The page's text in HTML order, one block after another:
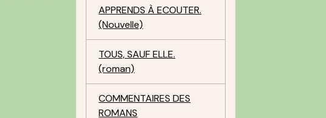
APPRENDS À ECOUTER.
(Nouvelle)
TOUS, SAUF ELLE.
(roman)
COMMENTAIRES DES
ROMANS